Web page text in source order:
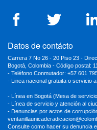
Datos de contácto
Carrera 7 No 26 - 20 Piso 23 -
Bogotá, Colombia - Código postal:
- Teléfono Conmutador: +57 601
- Linea nacional gratuita o servicio
- Línea en Bogotá (Mesa de
- Línea de servicio y atención al
- Denuncias por actos de
ventanillaunicaderadicacion
Consulte como hacer su denuncia